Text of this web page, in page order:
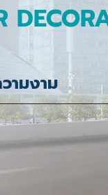
ามงาม